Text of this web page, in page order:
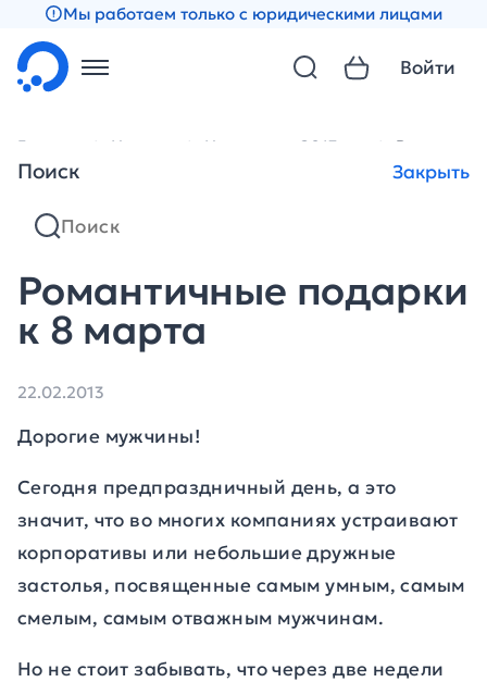
Мы работаем только с юридическими лицами
Поиск Закрыть
Войти
Главная Новости Новости за 2013 год
Романтичные подарки
к 8 марта
22.02.2013
Дорогие мужчины!
Сегодня предпраздничный день, а это
значит, что во многих компаниях устраивают
корпоративы или небольшие дружные
застолья, посвященные самым умным, самым
смелым, самым отважным мужчинам.
Но не стоит забывать, что через две недели